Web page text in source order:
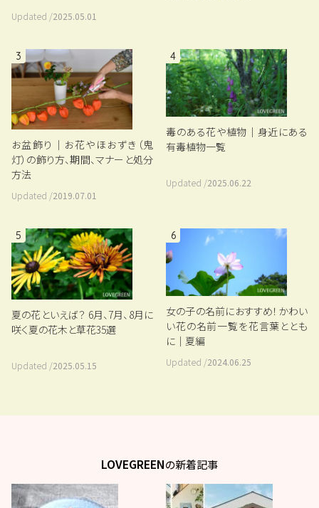
Updated /2025.05.01
3
お盆飾り｜お花やほおずき（鬼
灯）の飾り方、期間、マナーと処分
方法
Updated /2019.07.01
4
毒のある花や植物｜身近にある
有毒植物一覧
Updated /2025.06.22
5
夏の花といえば？ 6月、7月、8月に
咲く夏の花木と草花35選
Updated /2025.05.15
6
女の子の名前におすすめ！かわい
い花の名前一覧を花言葉ととも
に｜夏編
Updated /2024.06.25
LOVEGREENの新着記事